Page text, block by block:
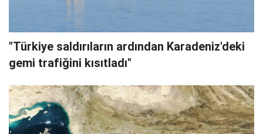
"Türkiye saldırıların ardından Karadeniz'deki
gemi trafiğini kısıtladı"